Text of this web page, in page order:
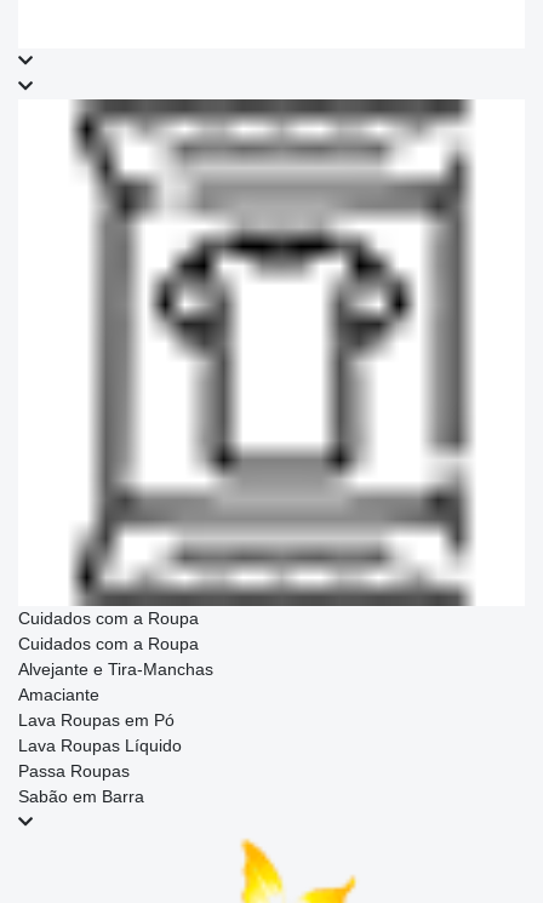
Cuidados com a Roupa
Cuidados com a Roupa
Alvejante e Tira-Manchas
Amaciante
Lava Roupas em Pó
Lava Roupas Líquido
Passa Roupas
Sabão em Barra